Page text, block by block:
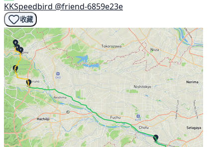
KKSpeedbird @friend-6859e23e
收藏